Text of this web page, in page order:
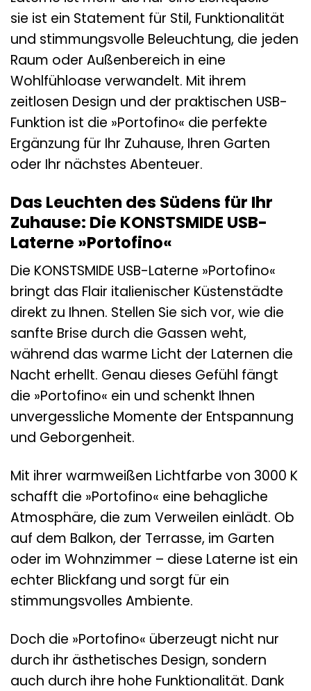
sie ist ein Statement für Stil, Funktionalität
und stimmungsvolle Beleuchtung, die jeden
Raum oder Außenbereich in eine
Wohlfühloase verwandelt. Mit ihrem
zeitlosen Design und der praktischen USB-
Funktion ist die »Portofino« die perfekte
Ergänzung für Ihr Zuhause, Ihren Garten
oder Ihr nächstes Abenteuer.
Das Leuchten des Südens für Ihr
Zuhause: Die KONSTSMIDE USB-
Laterne »Portofino«
Die KONSTSMIDE USB-Laterne »Portofino«
bringt das Flair italienischer Küstenstädte
direkt zu Ihnen. Stellen Sie sich vor, wie die
sanfte Brise durch die Gassen weht,
während das warme Licht der Laternen die
Nacht erhellt. Genau dieses Gefühl fängt
die »Portofino« ein und schenkt Ihnen
unvergessliche Momente der Entspannung
und Geborgenheit.
Mit ihrer warmweißen Lichtfarbe von 3000 K
schafft die »Portofino« eine behagliche
Atmosphäre, die zum Verweilen einlädt. Ob
auf dem Balkon, der Terrasse, im Garten
oder im Wohnzimmer – diese Laterne ist ein
echter Blickfang und sorgt für ein
stimmungsvolles Ambiente.
Doch die »Portofino« überzeugt nicht nur
durch ihr ästhetisches Design, sondern
auch durch ihre hohe Funktionalität. Dank